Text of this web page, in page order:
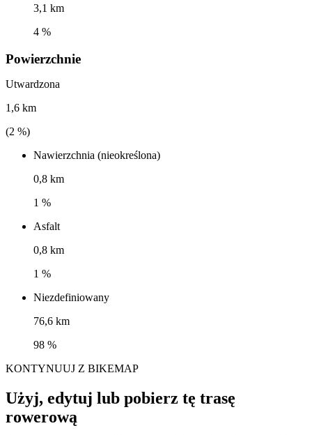
3,1 km
4 %
Powierzchnie
Utwardzona
1,6 km
(2 %)
Nawierzchnia (nieokreślona)
0,8 km
1 %
Asfalt
0,8 km
1 %
Niezdefiniowany
76,6 km
98 %
KONTYNUUJ Z BIKEMAP
Użyj, edytuj lub pobierz tę trasę
rowerową